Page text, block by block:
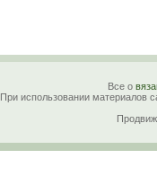
Все о
При использовании материалов